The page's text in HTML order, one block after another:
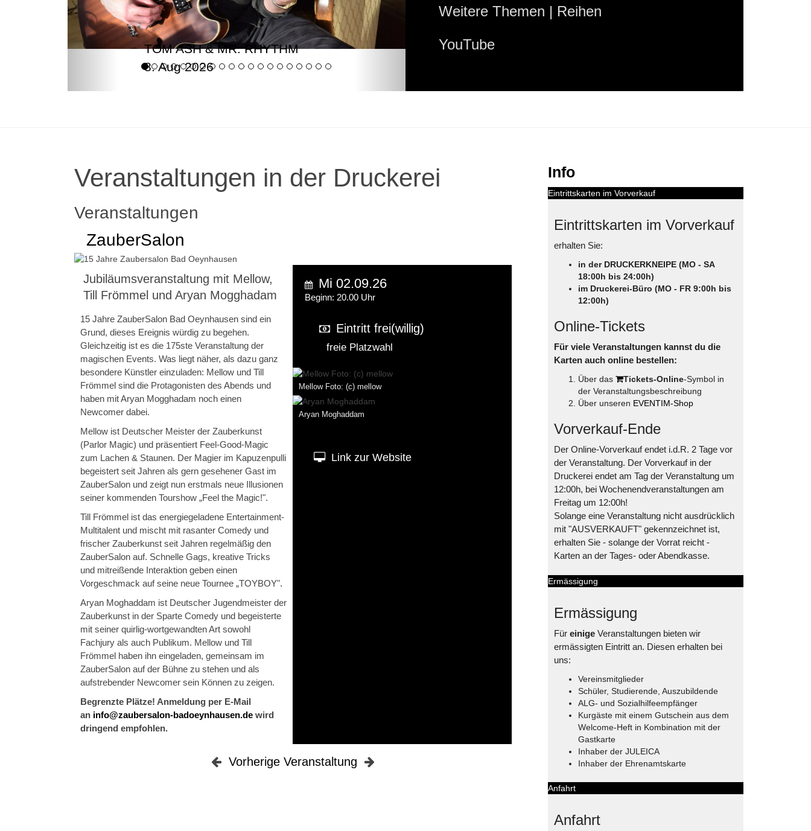
TOM ASH & MR. RHYTHM
8. Aug 2026
Weitere Themen | Reihen
YouTube
Veranstaltungen in der Druckerei
Veranstaltungen
ZauberSalon
Jubiläumsveranstaltung mit Mellow,
Till Frömmel und Aryan Mogghadam
15 Jahre ZauberSalon Bad Oeynhausen sind ein
Grund, dieses Ereignis würdig zu begehen.
Gleichzeitig ist es die 175ste Veranstaltung der
magischen Events. Was liegt näher, als dazu ganz
besondere Künstler einzuladen: Mellow und Till
Frömmel sind die Protagonisten des Abends und
haben mit Aryan Mogghadam noch einen
Newcomer dabei.
Mellow ist Deutscher Meister der Zauberkunst
(Parlor Magic) und präsentiert Feel-Good-Magic
zum Lachen & Staunen. Der Magier im Kapuzenpulli
begeistert seit Jahren als gern gesehener Gast im
ZauberSalon und zeigt nun erstmals neue Illusionen
seiner kommenden Tourshow „Feel the Magic!".
Till Frömmel ist das energiegeladene Entertainment-
Multitalent und mischt mit rasanter Comedy und
frischer Zauberkunst seit Jahren regelmäßig den
ZauberSalon auf. Schnelle Gags, kreative Tricks
und mitreißende Interaktion geben einen
Vorgeschmack auf seine neue Tournee „TOYBOY".
Aryan Moghaddam ist Deutscher Jugendmeister der
Zauberkunst in der Sparte Comedy und begeisterte
mit seiner quirlig-wortgewandten Art sowohl
Fachjury als auch Publikum. Mellow und Till
Frömmel haben ihn eingeladen, gemeinsam im
ZauberSalon auf der Bühne zu stehen und als
aufstrebender Newcomer sein Können zu zeigen.
Begrenzte Plätze! Anmeldung per E-Mail
an info@zaubersalon-badoeynhausen.de wird
dringend empfohlen.
Mi 02.09.26
Beginn: 20.00 Uhr
Eintritt frei(willig)
freie Platzwahl
Mellow Foto: (c) mellow
Aryan Moghaddam
Link zur Website
Vorherige Veranstaltung
Info
Eintrittskarten im Vorverkauf
Eintrittskarten im Vorverkauf
erhalten Sie:
in der DRUCKERKNEIPE (MO - SA
18:00h bis 24:00h)
im Druckerei-Büro (MO - FR 9:00h bis
12:00h)
Online-Tickets
Für viele Veranstaltungen kannst du die
Karten auch online bestellen:
Über das Tickets-Online-Symbol in
der Veranstaltungsbeschreibung
Über unseren EVENTIM-Shop
Vorverkauf-Ende
Der Online-Vorverkauf endet i.d.R. 2 Tage vor
der Veranstaltung. Der Vorverkauf in der
Druckerei endet am Tag der Veranstaltung um
12:00h, bei Wochenendveranstaltungen am
Freitag um 12:00h!
Solange eine Veranstaltung nicht ausdrücklich
mit "AUSVERKAUFT" gekennzeichnet ist,
erhalten Sie - solange der Vorrat reicht -
Karten an der Tages- oder Abendkasse.
Ermässigung
Ermässigung
Für einigeVeranstaltungen bieten wir
ermässigten Eintritt an. Diesen erhalten bei
uns:
Vereinsmitglieder
Schüler, Studierende, Auszubildende
ALG- und Sozialhilfeempfänger
Kurgäste mit einem Gutschein aus dem
Welcome-Heft in Kombination mit der
Gastkarte
Inhaber der JULEICA
Inhaber der Ehrenamtskarte
Anfahrt
Anfahrt